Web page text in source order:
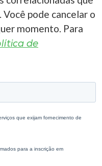
pode cancelar o
momento. Para
de